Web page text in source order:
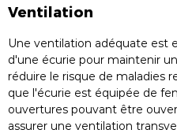
Ventilation
Une ventilation adéquate est
d'une écurie pour maintenir
réduire le risque de maladies
que l'écurie est équipée de
ouvertures pouvant être
assurer une ventilation